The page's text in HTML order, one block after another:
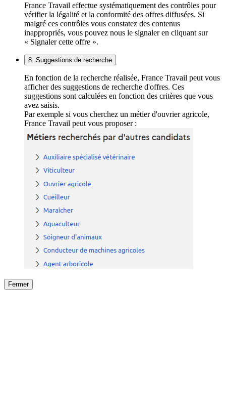
France Travail effectue systématiquement des contrôles pour
vérifier la légalité et la conformité des offres diffusées. Si
malgré ces contrôles vous constatez des contenus
inappropriés, vous pouvez nous le signaler en cliquant sur
« Signaler cette offre ».
8. Suggestions de recherche
En fonction de la recherche réalisée, France Travail peut vous
afficher des suggestions de recherche d'offres. Ces
suggestions sont calculées en fonction des critères que vous
avez saisis.
Par exemple si vous cherchez un métier d'ouvrier agricole,
France Travail peut vous proposer :
Fermer